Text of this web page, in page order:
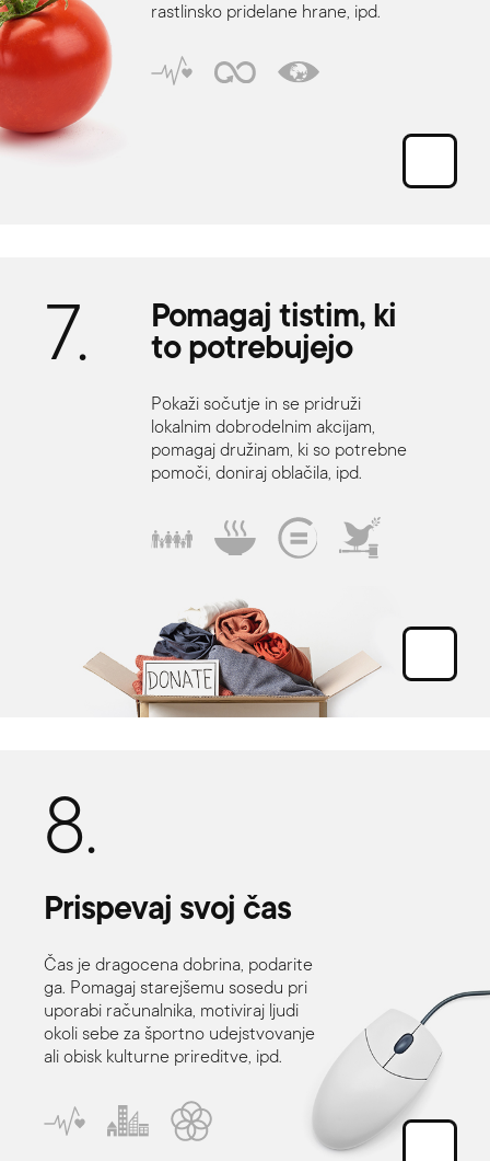
rastlinsko pridelane hrane, ipd.
7. Pomagaj tistim, ki
to potrebujejo
Pokaži sočutje in se pridruži
lokalnim dobrodelnim akcijam,
pomagaj družinam, ki so potrebne
pomoči, doniraj oblačila, ipd.
8.
Prispevaj svoj čas
Čas je dragocena dobrina, podarite
ga. Pomagaj starejšemu sosedu pri
uporabi računalnika, motiviraj ljudi
okoli sebe za športno udejstvovanje
ali obisk kulturne prireditve, ipd.